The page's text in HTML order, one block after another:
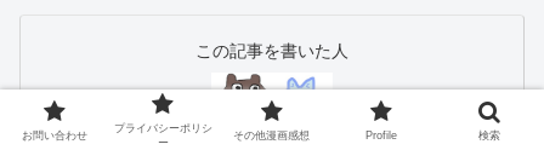
この記事を書いた人
お問い合わせ
プライバシーポリシ
ー
その他漫画感想 Profile 検索